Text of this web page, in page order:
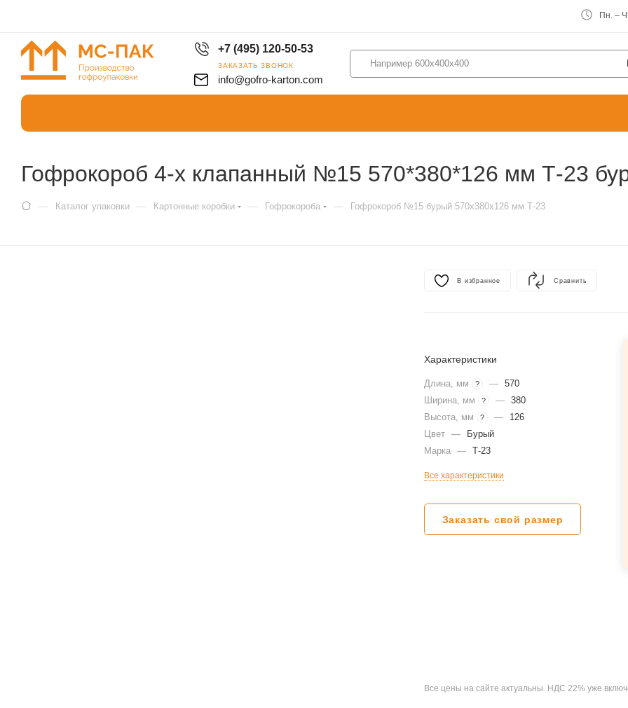
Пн. –
+7 (495) 120-50-53
ЗАКАЗАТЬ ЗВОНОК
info@gofro-karton.com
Гофрокороб 4-х клапанный №15 570*380*126 мм Т-23
— Каталог упаковки — Картонные коробки — Гофрокороба — Гофрокороб №15 бурый 570х380х126 мм Т-23
В избранное Сравнить
Характеристики
Длина, мм ? —
570
Ширина, мм
? —
380
Высота, мм
? —
126
Цвет
—
Бурый
Марка
— Т-23
Все характеристики
Заказать свой размер
Все цены на сайте актуальны. НДС 22% уже